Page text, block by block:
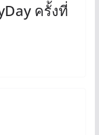
ครั้งที่